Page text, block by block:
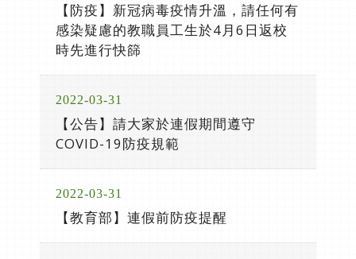
【防疫】新冠病毒疫情升溫，請任何有
感染疑慮的教職員工生於4月6日返校
時先進行快篩
2022-03-31
【公告】請大家於連假期間遵守
COVID-19防疫規範
2022-03-31
【教育部】連假前防疫提醒